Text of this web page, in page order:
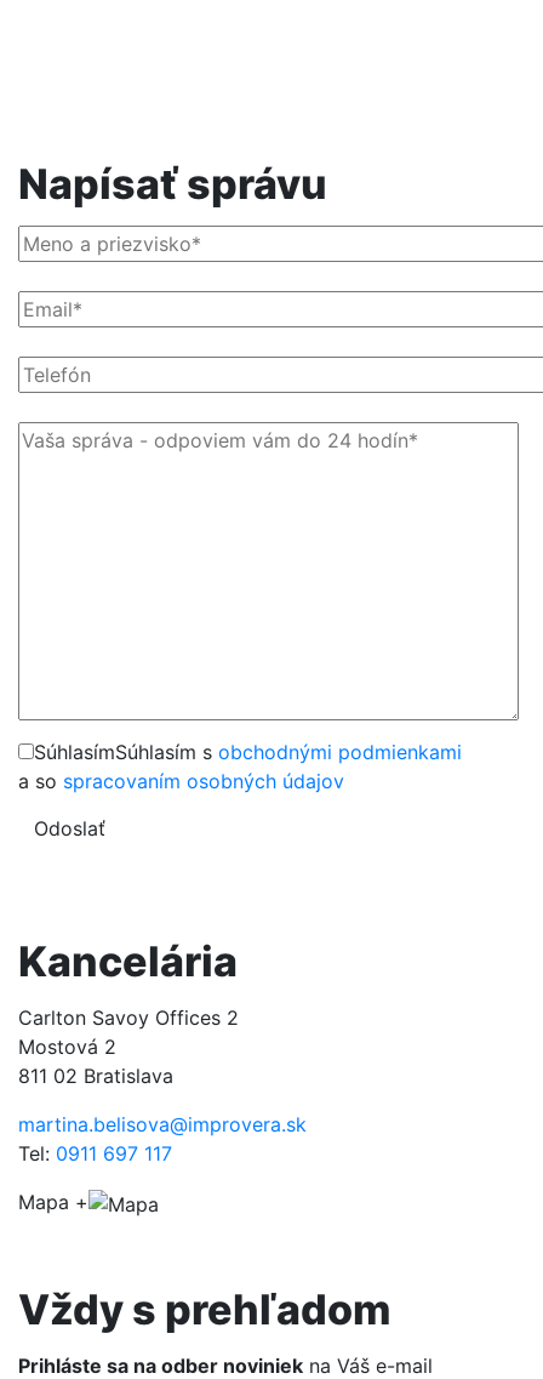
Napísať správu
SúhlasímSúhlasím s obchodnými podmienkami
a so spracovaním osobných údajov
Odoslať
Kancelária
Carlton Savoy Offices 2
Mostová 2
811 02 Bratislava
martina.belisova@improvera.sk
Tel: 0911 697 117
Mapa +
Vždy s prehľadom
Prihláste sa na odber noviniek na Váš e-mail